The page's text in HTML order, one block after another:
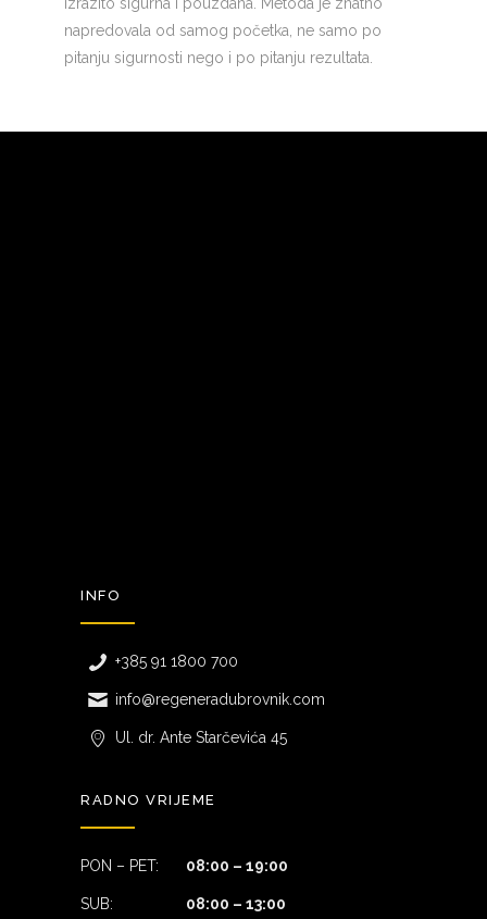
napredovala od samog početka, ne samo po
pitanju sigurnosti nego i po pitanju rezultata.
INFO
+385 91 1800 700
info@regeneradubrovnik.com
Ul. dr. Ante Starčevića 45
RADNO VRIJEME
PON – PET: 08:00 – 19:00
SUB: 08:00 – 13:00